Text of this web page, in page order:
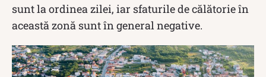
sunt la ordinea zilei, iar sfaturile de călătorie în
această zonă sunt în general negative.